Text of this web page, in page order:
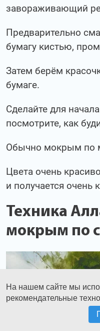
завораживающий
Предварительно
бумагу кистью,
Затем берём
бумаге.
Сделайте для
посмотрите, как
Обычно мокрым по
Цвета очень
и получается очень
Техника
мокрым по
На нашем сайте мы
рекомендательные